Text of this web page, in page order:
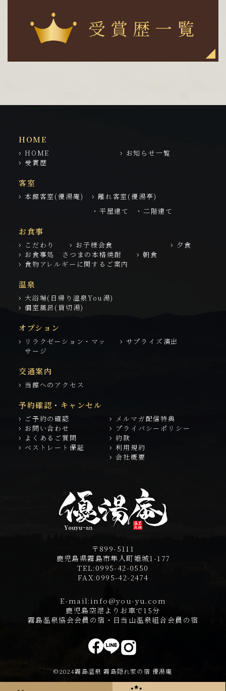
HOME
HOME
お知らせ一覧
受賞歴
客室
本館客室(優湯庵)
離れ客室(優湯亭)
・平屋建て
・二階建て
お食事
こだわり お子様会食
夕食
お食事処 さつまの本格焼酎
朝食
食物アレルギーに関するご案内
温泉
大浴場(日帰り温泉You湯)
個室風呂(貸切湯)
オプション
リラクゼーション・マッ
サージ
サプライズ演出
交通案内
当館へのアクセス
予約確認・キャンセル
ご予約の確認
メルマガ配信特典
お問い合わせ
プライバシーポリシー
よくあるご質問
約款
ベストレート保証
利用規約
会社概要
〒899-5111
鹿児島県霧島市隼人町姫城1-177
TEL: 0995-42-0550
FAX:0995-42-2474
E-mail:info@you-yu.com
鹿児島空港よりお車で15分
霧島温泉協会会員の宿・日当山温泉組合会員の宿
©2024霧島温泉 霧島隠れ家の宿 優湯庵